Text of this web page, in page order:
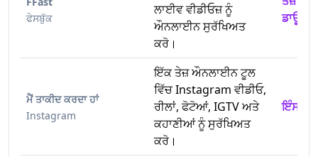
ਫੇਸਬੁੱਕ
ਲਾਈਵ ਵੀਡੀਓਜ਼ ਨੂੰ
ਔਨਲਾਈਨ ਸੁਰੱਖਿਅਤ
ਕਰੋ।
ਮੈਂ ਤਾਕੀਦ ਕਰਦਾ ਹਾਂ
Instagram
ਇੱਕ ਤੇਜ਼ ਔਨਲਾਈਨ ਟੂਲ
ਵਿੱਚ Instagram ਵੀਡੀਓ,
ਰੀਲਾਂ, ਫੋਟੋਆਂ, IGTV ਅਤੇ
ਕਹਾਣੀਆਂ ਨੂੰ ਸੁਰੱਖਿਅਤ
ਕਰੋ।